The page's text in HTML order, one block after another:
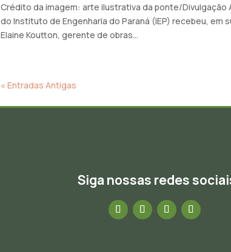
Crédito da imagem: arte ilustrativa da ponte/
do Instituto de Engenharia do Paraná (IEP) recebeu,
Elaine Koutton, gerente de obras...
« Entradas Antigas
Siga nossas redes